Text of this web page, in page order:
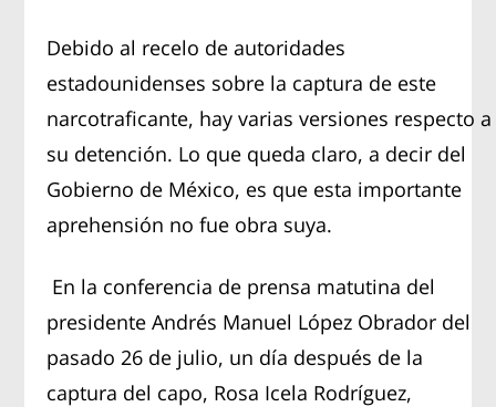
Debido al recelo de autoridades
estadounidenses sobre la captura de este
narcotraficante, hay varias versiones respecto a
su detención. Lo que queda claro, a decir del
Gobierno de México, es que esta importante
aprehensión no fue obra suya.
En la conferencia de prensa matutina del
presidente Andrés Manuel López Obrador del
pasado 26 de julio, un día después de la
captura del capo, Rosa Icela Rodríguez,